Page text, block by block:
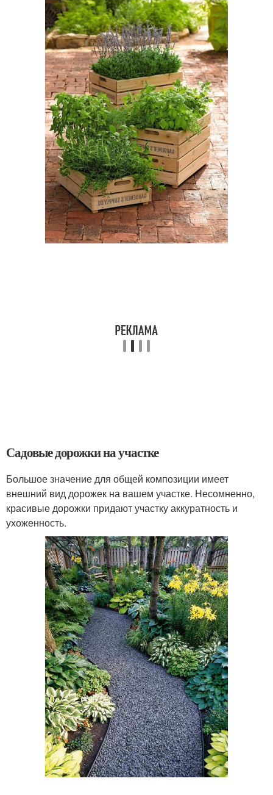
Садовые дорожки на участке
Большое значение для общей композиции имеет
внешний вид дорожек на вашем участке. Несомненно,
красивые дорожки придают участку аккуратность и
ухоженность.